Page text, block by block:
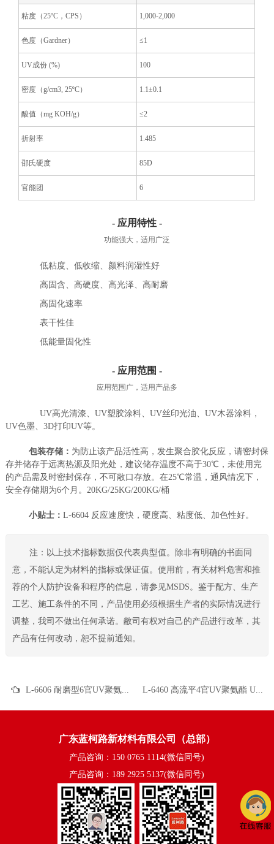
粘度（25ºC，CPS） 1,000-2,000
色度（Gardner） ≤1
UV成份 (%) 100
密度（g/cm3 , 25ºC） 1.1±0.1
酸值（mg KOH/g） ≤2
折射率 1.485
邵氏硬度 85D
官能团 6
- 应用特性 -
功能强大，适用广泛
低粘度、低收缩、颜料润湿性好
高固含、高硬度、高光泽、高耐磨
高固化速率
表干性佳
低能量固化性
- 应用范围 -
应用范围广，适用产品多
UV高光清漆、UV塑胶涂料、UV丝印光油、UV木器涂料，
UV色墨、3D打印UV等。
包装存储： 为防止该产品活性高，发生聚合胶化反应，请密封保
存并储存于远离热源及阳光处，建议储存温度不高于30℃，未使用完
的产品需及时密封保存，不可敞口存放。在25℃常温，通风情况下，
安全存储期为6个月。20KG/25KG/200KG/桶
小贴士： L-6604 反应速度快，硬度高、粘度低、加色性好。
注：以上技术指标数据仅代表典型值。除非有明确的书面同
意，不能认定为材料的指标或保证值。使用前，有关材料危害和推
荐的个人防护设备和程序的信息，请参见MSDS。鉴于配方、生产
工艺、施工条件的不同，产品使用必须根据生产者的实际情况进行
调整，我司不做出任何承诺。敝司有权对自己的产品进行改革，其
产品有任何改动，恕不提前通知。
L-6460 高流平4官UV聚氨酯 UV真空镀面漆 UV塑胶涂料 UV丝印光油 金属UV
广东蓝柯路新材料有限公司（总部）
产品咨询：150 0765 1114(微信同号)
产品咨询：189 2925 5137(微信同号)